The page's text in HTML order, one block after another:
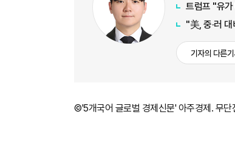
트럼프 "유
"美, 중·러
기자의 다른
©'5개국어 글로벌 경제신문' 아주경제. 무단